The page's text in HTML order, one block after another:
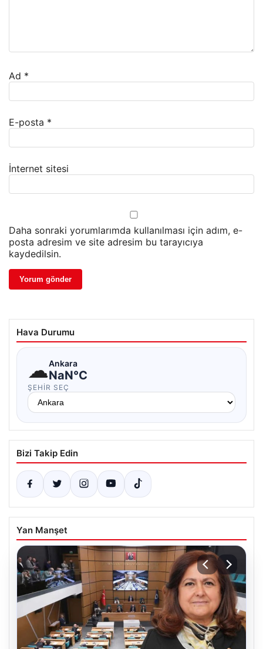
Ad *
E-posta *
İnternet sitesi
Daha sonraki yorumlarımda kullanılması için adım, e-
posta adresim ve site adresim bu tarayıcıya
kaydedilsin.
Hava Durumu
☁Ankara
NaN°C
ŞEHIR SEÇ
Bizi Takip Edin
Yan Manşet